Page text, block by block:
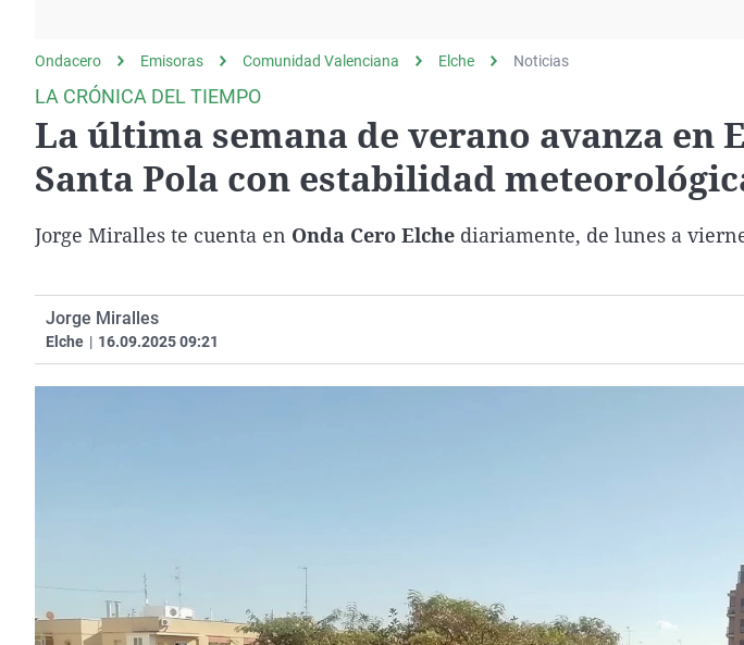
gato
Operación Viuda
Negra
Ondacero Emisoras Comunidad Valenciana Elche Noticias
LA CRÓNICA DEL TIEMPO
La última semana de verano avanza en
Santa Pola con estabilidad
Jorge Miralles te cuenta en Onda Cero Elche diariamente, de lunes a
Jorge Miralles
Elche | 16.09.2025 09:21